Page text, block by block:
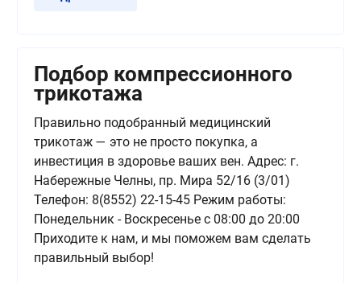
Подбор компрессионного
трикотажа
Правильно подобранный медицинский
трикотаж — это не просто покупка, а
инвестиция в здоровье ваших вен. Адрес: г.
Набережные Челны, пр. Мира 52/16 (3/01)
Телефон: 8(8552) 22-15-45 Режим работы:
Понедельник - Воскресенье с 08:00 до 20:00
Приходите к нам, и мы поможем вам сделать
правильный выбор!